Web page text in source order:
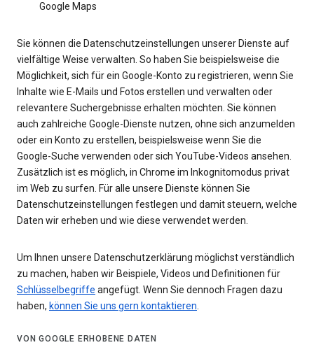
Google Maps
Sie können die Datenschutzeinstellungen unserer Dienste auf
vielfältige Weise verwalten. So haben Sie beispielsweise die
Möglichkeit, sich für ein Google-Konto zu registrieren, wenn Sie
Inhalte wie E-Mails und Fotos erstellen und verwalten oder
relevantere Suchergebnisse erhalten möchten. Sie können
auch zahlreiche Google-Dienste nutzen, ohne sich anzumelden
oder ein Konto zu erstellen, beispielsweise wenn Sie die
Google-Suche verwenden oder sich YouTube-Videos ansehen.
Zusätzlich ist es möglich, in Chrome im Inkognitomodus privat
im Web zu surfen. Für alle unsere Dienste können Sie
Datenschutzeinstellungen festlegen und damit steuern, welche
Daten wir erheben und wie diese verwendet werden.
Um Ihnen unsere Datenschutzerklärung möglichst verständlich
zu machen, haben wir Beispiele, Videos und Definitionen für
Schlüsselbegriffe angefügt. Wenn Sie dennoch Fragen dazu
haben, können Sie uns gern kontaktieren.
VON GOOGLE ERHOBENE DATEN